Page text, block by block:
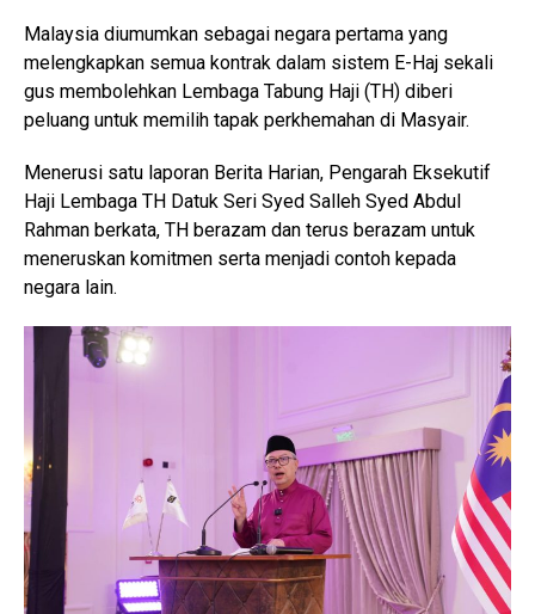
Malaysia diumumkan sebagai negara pertama yang
melengkapkan semua kontrak dalam sistem E-Haj sekali
gus membolehkan Lembaga Tabung Haji (TH) diberi
peluang untuk memilih tapak perkhemahan di Masyair.
Menerusi satu laporan Berita Harian, Pengarah Eksekutif
Haji Lembaga TH Datuk Seri Syed Salleh Syed Abdul
Rahman berkata, TH berazam dan terus berazam untuk
meneruskan komitmen serta menjadi contoh kepada
negara lain.